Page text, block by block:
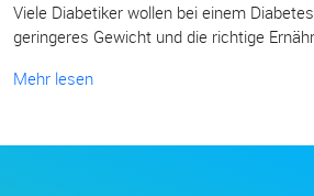
Viele Diabetiker wollen bei einem
geringeres Gewicht und die richtige
Mehr lesen